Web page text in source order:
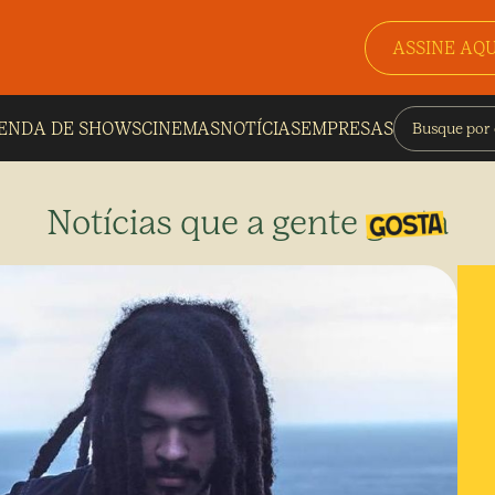
ASSINE
DE SHOWSCINEMASNOTÍCIASEMPRESAS
Notícias que a gente gosta